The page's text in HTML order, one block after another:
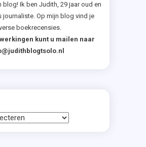
blog! Ik ben Judith, 29 jaar oud en
journaliste. Op mijn blog vind je
boekrecensies.
kunt u mailen naar